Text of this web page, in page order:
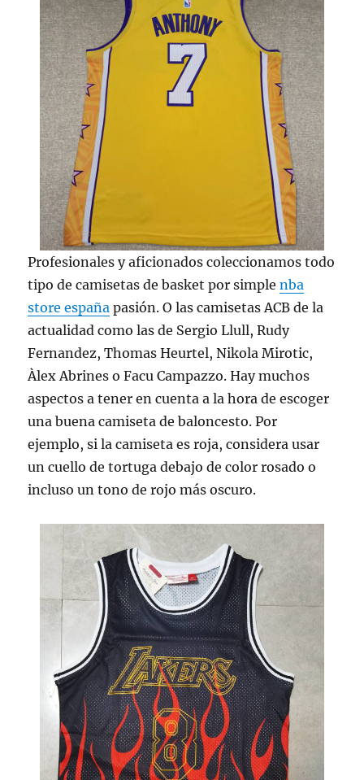
Profesionales y aficionados coleccionamos todo
tipo de camisetas de basket por simplenba
store españa pasión. O las camisetas ACB de la
actualidad como las de Sergio Llull, Rudy
Fernandez, Thomas Heurtel, Nikola Mirotic,
Àlex Abrines o Facu Campazzo. Hay muchos
aspectos a tener en cuenta a la hora de escoger
una buena camiseta de baloncesto. Por
ejemplo, si la camiseta es roja, considera usar
un cuello de tortuga debajo de color rosado o
incluso un tono de rojo más oscuro.